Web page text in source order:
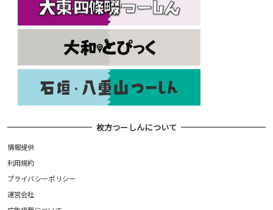
枚方つーしんについて
情報提供
利用規約
プライバシーポリシー
運営会社